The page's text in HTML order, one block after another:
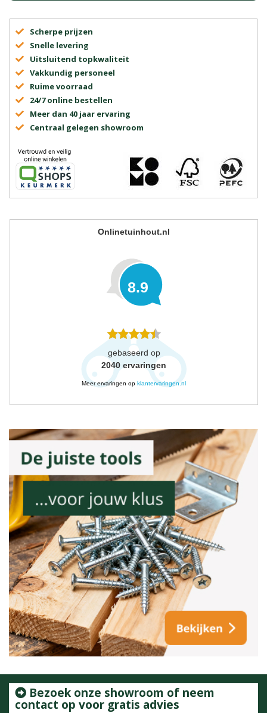
Scherpe prijzen
Snelle levering
Uitsluitend topkwaliteit
Vakkundig personeel
Ruime voorraad
24/7 online bestellen
Meer dan 40 jaar ervaring
Centraal gelegen showroom
Onlinetuinhout.nl
8.9
gebaseerd op
2040 ervaringen
Meer ervaringen op klantervaringen.nl
Bezoek onze showroom of neem
contact op voor gratis advies